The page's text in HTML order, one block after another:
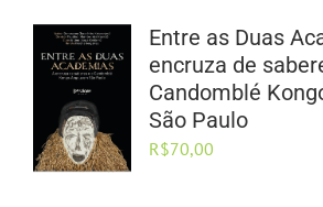
Entre as Duas
encruza de
Candomblé
São Paulo
R$70,00